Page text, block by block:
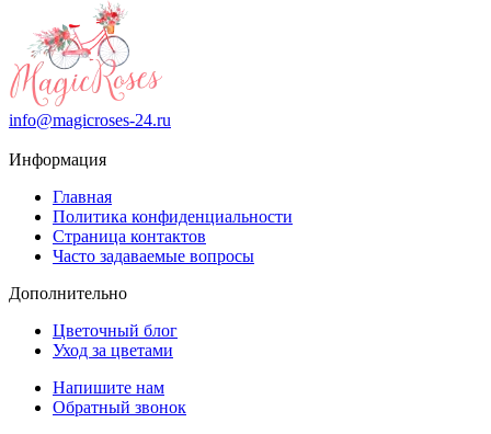
info@magicroses-24.ru
Информация
Главная
Политика конфиденциальности
Страница контактов
Часто задаваемые вопросы
Дополнительно
Цветочный блог
Уход за цветами
Напишите нам
Обратный звонок